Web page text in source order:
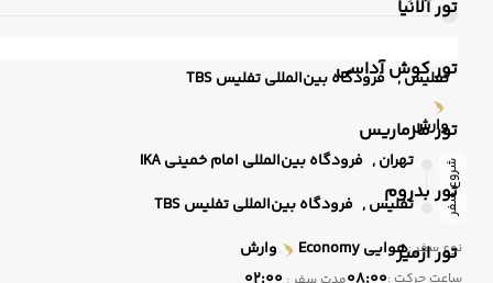
تور آلانیا
تور کوش آداسی
تور مارماریس
تور بدروم
تور ازمیر
تفلیس , فرودگاه بین‌المللی تفلیس TBS
وارش
شروع سفر تهران , فرودگاه بین‌المللی امام خمینی IKA
تفلیس , فرودگاه بین‌المللی تفلیس TBS
نوع سفر :هوایی وارش